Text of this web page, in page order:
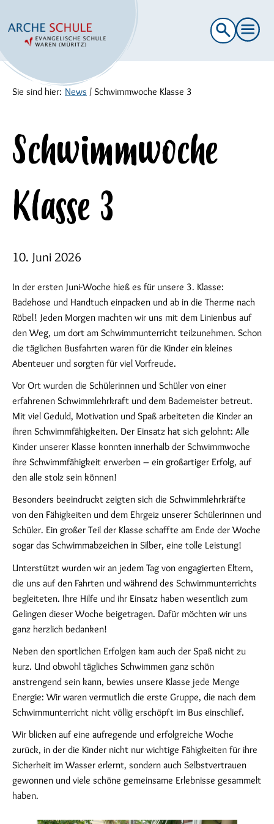
Suche
nach:
Sie sind hier: News / Schwimmwoche Klasse 3
Schwimmwoche
Klasse 3
10. Juni 2026
In der ersten Juni-Woche hieß es für unsere 3. Klasse:
Badehose und Handtuch einpacken und ab in die Therme nach
Röbel! Jeden Morgen machten wir uns mit dem Linienbus auf
den Weg, um dort am Schwimmunterricht teilzunehmen. Schon
die täglichen Busfahrten waren für die Kinder ein kleines
Abenteuer und sorgten für viel Vorfreude.
Vor Ort wurden die Schülerinnen und Schüler von einer
erfahrenen Schwimmlehrkraft und dem Bademeister betreut.
Mit viel Geduld, Motivation und Spaß arbeiteten die Kinder an
ihren Schwimmfähigkeiten. Der Einsatz hat sich gelohnt: Alle
Kinder unserer Klasse konnten innerhalb der Schwimmwoche
ihre Schwimmfähigkeit erwerben – ein großartiger Erfolg, auf
den alle stolz sein können!
Besonders beeindruckt zeigten sich die Schwimmlehrkräfte
von den Fähigkeiten und dem Ehrgeiz unserer Schülerinnen und
Schüler. Ein großer Teil der Klasse schaffte am Ende der Woche
sogar das Schwimmabzeichen in Silber, eine tolle Leistung!
Unterstützt wurden wir an jedem Tag von engagierten Eltern,
die uns auf den Fahrten und während des Schwimmunterrichts
begleiteten. Ihre Hilfe und ihr Einsatz haben wesentlich zum
Gelingen dieser Woche beigetragen. Dafür möchten wir uns
ganz herzlich bedanken!
Neben den sportlichen Erfolgen kam auch der Spaß nicht zu
kurz. Und obwohl tägliches Schwimmen ganz schön
anstrengend sein kann, bewies unsere Klasse jede Menge
Energie: Wir waren vermutlich die erste Gruppe, die nach dem
Schwimmunterricht nicht völlig erschöpft im Bus einschlief.
Wir blicken auf eine aufregende und erfolgreiche Woche
zurück, in der die Kinder nicht nur wichtige Fähigkeiten für ihre
Sicherheit im Wasser erlernt, sondern auch Selbstvertrauen
gewonnen und viele schöne gemeinsame Erlebnisse gesammelt
haben.